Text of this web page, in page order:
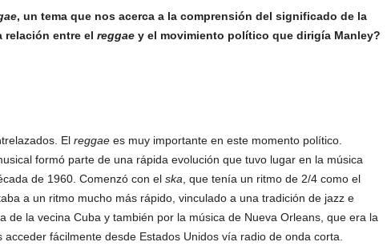
, un tema que nos acerca a la comprensión del significado de la
relación entre el reggaey el movimiento político que dirigía Manley?
El reggaees muy importante en este momento político.
formó parte de una rápida evolución que tuvo lugar en la música
de 1960. Comenzó con el ska , que tenía un ritmo de 2/4 como el
a un ritmo mucho más rápido, vinculado a una tradición de jazz e
de la vecina Cuba y también por la música de Nueva Orleans, que era la
fácilmente desde Estados Unidos vía radio de onda corta.